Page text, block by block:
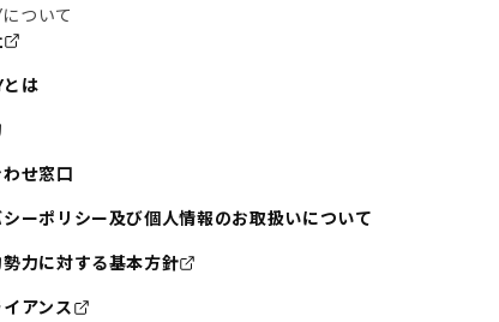
ついて
とは
せ窓口
ーポリシー及び個人情報のお取扱いについて
力に対する基本方針
アンス